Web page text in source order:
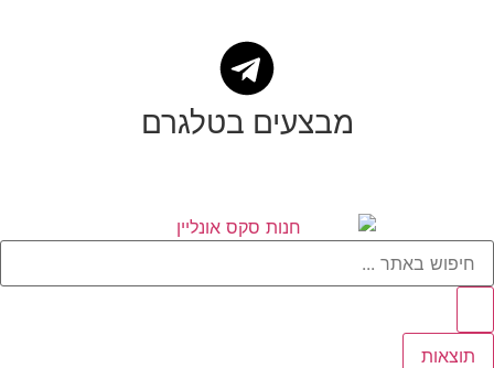
מבצעים בטלגרם
תוצאות